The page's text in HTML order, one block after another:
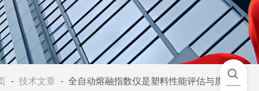
-技术文章 - 全自动熔融指数仪是塑料性能评估与质量控制的关键工具